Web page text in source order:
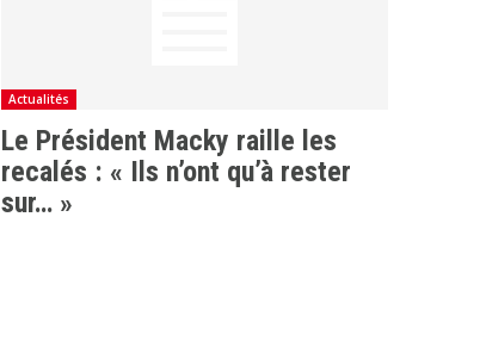
Actualités
Le Président Macky raille les
recalés : « Ils n’ont qu’à rester
sur… »